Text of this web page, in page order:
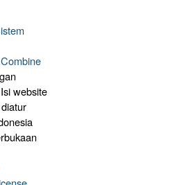
Combine
Isi website